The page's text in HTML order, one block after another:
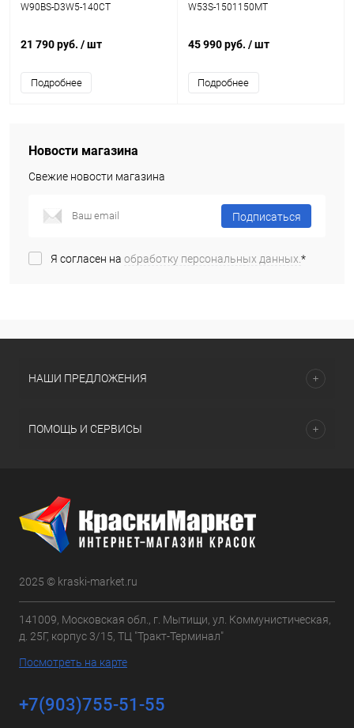
W90BS-D3W5-140CT
21 790 руб. / шт
Подробнее
W53S-1501150MT
45 990 руб. / шт
Подробнее
Новости магазина
Свежие новости магазина
Подписаться
Я согласен на обработку персональных данных.*
НАШИ ПРЕДЛОЖЕНИЯ
ПОМОЩЬ И СЕРВИСЫ
2025 © kraski-market.ru
141009, Московская обл., г. Мытищи, ул. Коммунистическая,
д. 25Г, корпус 3/15, ТЦ "Тракт-Терминал"
Посмотреть на карте
+7(903)755-51-55